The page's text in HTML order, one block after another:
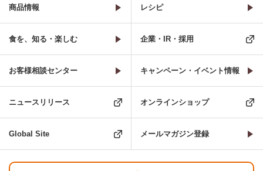
商品情報 レシピ
食を、知る・楽しむ 企業・IR・採用
お客様相談センター キャンペーン・イベント情報
ニュースリリース オンラインショップ
Global Site メールマガジン登録